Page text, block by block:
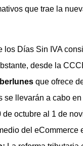
que trae la
los Días Sin IVA
desde la
que ofrece
se llevarán a cabo
octubre al 1 de
del